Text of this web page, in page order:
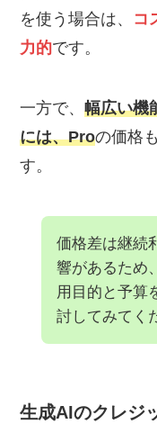
を使う場合は、 コ
力的です。
一方で、幅広い機
には、Proの価格
す。
価格差は継続
響があるため
用目的と予算
討してみてく
生成AIのクレジ